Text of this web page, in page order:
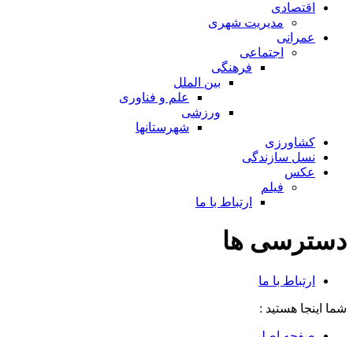
اقتصادی
مدیریت شهری
عمرانی
اجتماعی
فرهنگی
بین الملل
علم و فناوری
ورزشی
شهرستانها
کشاورزی
نسل سازندگی
عکس
فیلم
ارتباط با ما
دسترسی ها
ارتباط با ما
شما اینجا هستید :